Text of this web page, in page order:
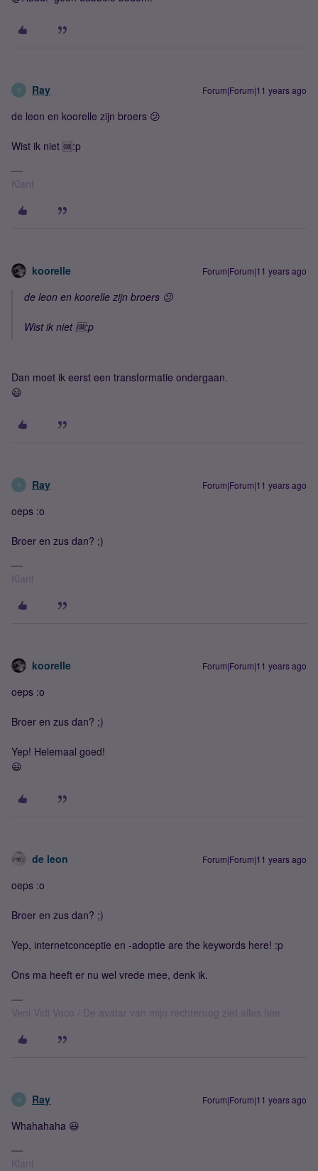
R Ray Forum|Forum|11 years ago
de leon en koorelle zijn broers 😕
Wist ik niet 🆒:p
Klant
koorelle Forum|Forum|11 years ago
de leon en koorelle zijn broers 😕
Wist ik niet 🆒:p
Dan moet ik eerst een transformatie ondergaan.
😃
R Ray Forum|Forum|11 years ago
oeps :o
Broer en zus dan? ;)
Klant
koorelle Forum|Forum|11 years ago
oeps :o
Broer en zus dan? ;)
Yep! Helemaal goed!
😃
de leon Forum|Forum|11 years ago
oeps :o
Broer en zus dan? ;)
Yep, internetconceptie en -adoptie are the keywords here! :p
Ons ma heeft er nu wel vrede mee, denk ik.
Veni Vidi Voco / De avatar van mijn rechteroog ziet alles hier.
R Ray Forum|Forum|11 years ago
Whahahaha 😃
Klant